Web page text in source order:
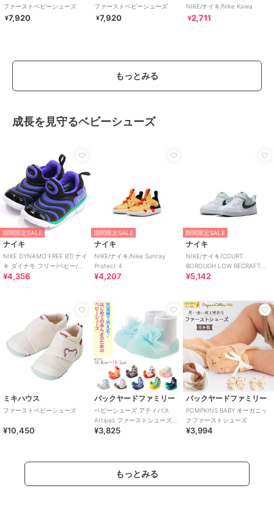
ファーストベビーシューズ
¥7,920
ファーストベビーシューズ
¥7,920
NIKE/ナイキ/Nike Kawa
¥2,711
もっとみる
成長を見守るベビーシューズ
期間限定SALE
ナイキ
NIKE DYNAMO FREE BT/ ナイ
キ ダイナモ フリー/ベビー/ス
リッポン
¥4,356
期間限定SALE
ナイキ
NIKE/ナイキ/Nike Sunray
Protect 4
¥4,207
期間限定SALE
ナイキ
NIKE/ナイキ/COURT
BOROUGH LOW RECRAFT
BPV
¥5,142
ミキハウス
ファーストベビーシューズ
¥10,450
バックヤードファミリー
ベビーシューズ アティパス
Attipas ファーストシューズ
トレーニングシューズ コサー
¥3,825
バックヤードファミリー
POMPKINS BABY オーガニッ
クファーストシューズ
¥3,994
もっとみる